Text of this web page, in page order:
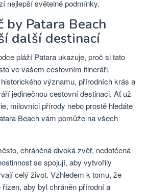
nejlepší světelné podmínky.
by Patara Beach
další destinací
pláží Patara ukazuje, proč si tato
ve vašem cestovním itineráři.
významu, přírodních krás a
jedinečnou cestovní destinaci. Ať už
milovníci přírody nebo prostě hledáte
Beach vám pomůže na všech
chráněná divoká zvěř, nedotčená
se spojují, aby vytvořily
celý život. Vzhledem k tomu, že
aby byl chráněn přírodní a